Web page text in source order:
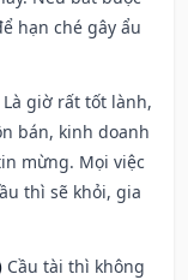
hạn ché gây ẩu
Là giờ rất tốt lành,
bán, kinh doanh
mừng. Mọi việc
thì sẽ khỏi, gia
Cầu tài thì không